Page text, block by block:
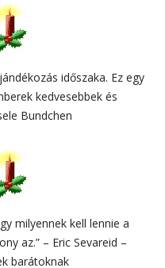
időszaka. Ez egy
kedvesebbek és
Bundchen
milyennek kell lennie a
az.” – Eric Sevareid –
barátoknak